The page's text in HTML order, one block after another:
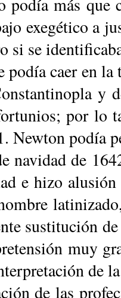
exe­gé­ti­co a
si se
caer en
y
por lo
New­ton po­día
na­vi­dad de
e hi­zo
sus­ti­tu­ción
muy
de
de las